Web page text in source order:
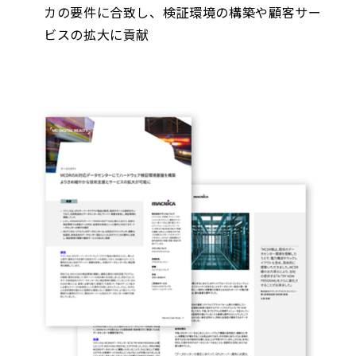
カの要件に合致し、検証環境の構築や顧客サー
ビスの拡大に貢献